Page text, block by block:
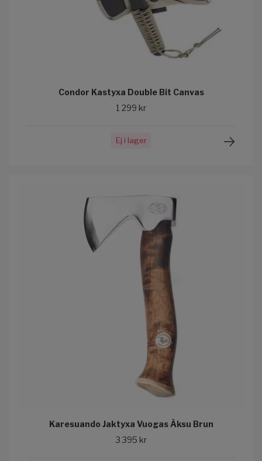
Condor Kastyxa Double Bit Canvas
1 299 kr
Ej i lager
Karesuando Jaktyxa Vuogas Àksu Brun
3 395 kr